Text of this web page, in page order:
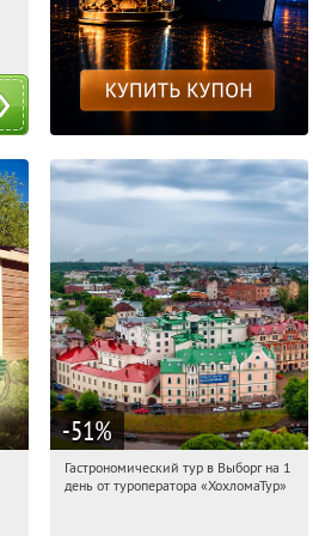
-51%
10:50:46 Купили:5
Гастрономический тур в Выборг на 1
день от туроператора «ХохломаТур»